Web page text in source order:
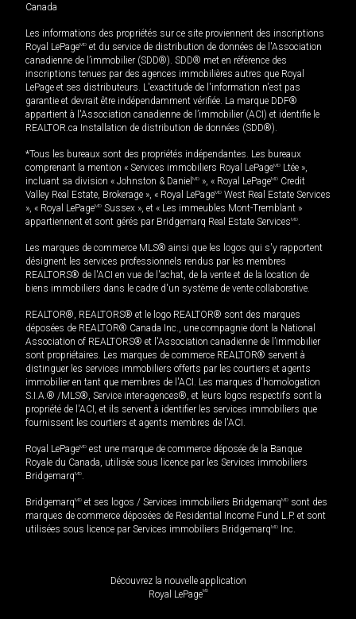
Canada
Les informations des propriétés sur ce site proviennent des inscriptions
Royal LePageMD et du service de distribution de données de l'Association
canadienne de l’immobilier (SDD®). SDD® met en référence des
inscriptions tenues par des agences immobilières autres que Royal
LePage et ses distributeurs. L'exactitude de l'information n'est pas
garantie et devrait être indépendamment vérifiée. La marque DDF®
appartient à l'Association canadienne de l’immobilier (ACI) et identifie le
REALTOR.ca Installation de distribution de données (SDD®).
*Tous les bureaux sont des propriétés indépendantes. Les bureaux
comprenant la mention « Services immobiliers Royal LePageMD Ltée »,
incluant sa division « Johnston & Daniel MD », « Royal LePageMD Credit
Valley Real Estate, Brokerage », « Royal LePageMD West Real Estate Services
», « Royal LePageMD Sussex », et « Les immeubles Mont-Tremblant »
appartiennent et sont gérés par Bridgemarq Real Estate ServicesMD.
Les marques de commerce MLS® ainsi que les logos qui s'y rapportent
désignent les services professionnels rendus par les membres
REALTORS® de l'ACI en vue de l'achat, de la vente et de la location de
biens immobiliers dans le cadre d'un système de vente collaborative.
REALTOR®, REALTORS® et le logo REALTOR® sont des marques
déposées de REALTOR® Canada Inc., une compagnie dont la National
Association of REALTORS® et l'Association canadienne de l’immobilier
sont propriétaires. Les marques de commerce REALTOR® servent à
distinguer les services immobiliers offerts par les courtiers et agents
immobilier en tant que membres de l'ACI. Les marques d'homologation
S.I.A.® /MLS®, Service inter-agences®, et leurs logos respectifs sont la
propriété de l'ACI, et ils servent à identifier les services immobiliers que
fournissent les courtiers et agents membres de l'ACI.
Royal LePageMD est une marque de commerce déposée de la Banque
Royale du Canada, utilisée sous licence par les Services immobiliers
BridgemarqMD.
BridgemarqMD et ses logos / Services immobiliers BridgemarqMD sont des
marques de commerce déposées de Residential Income Fund L.P. et sont
utilisées sous licence par Services immobiliers BridgemarqMD Inc.
Découvrez la nouvelle application
Royal LePageMD